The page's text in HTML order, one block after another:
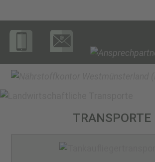
TRANSPORTE